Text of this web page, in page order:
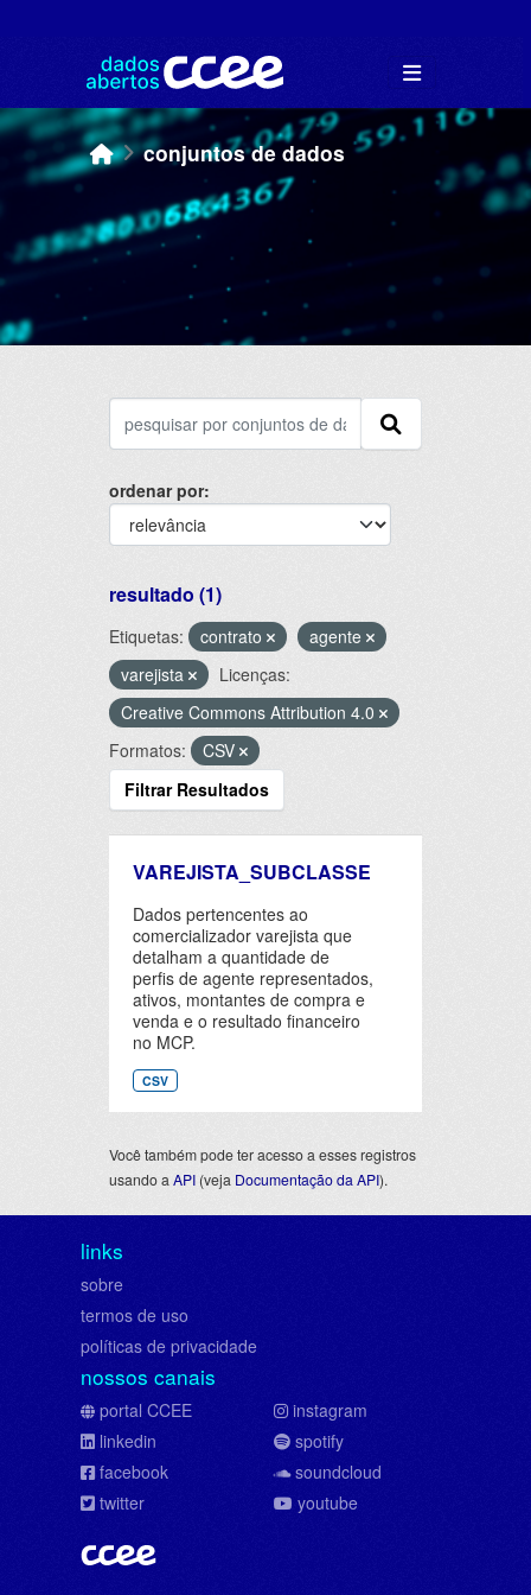
conjuntos de dados
ordenar por
resultado (1)
Etiquetas: contrato
agente
varejista
Licenças:
Creative Commons Attribution 4.0
Formatos:
CSV
Filtrar Resultados
VAREJISTA_SUBCLASSE
Dados pertencentes ao
comercializador varejista que
detalham a quantidade de
perfis de agente representados,
ativos, montantes de compra e
venda e o resultado financeiro
no MCP.
CSV
Você também pode ter acesso a esses registros
usando a API (veja Documentação da API).
links
sobre
termos de uso
políticas de privacidade
nossos canais
portal CCEE
linkedin
facebook
twitter
instagram
spotify
soundcloud
youtube